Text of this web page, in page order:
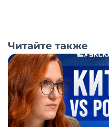
Читайте также